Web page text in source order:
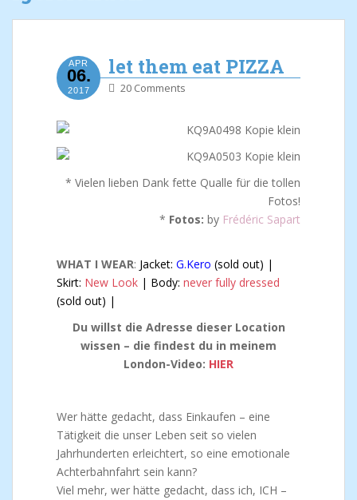
APR
06.
2017
let them eat PIZZA
20 Comments
* Vielen lieben Dank fette Qualle für die tollen
Fotos!
* Fotos: by Frédéric Sapart
WHAT I WEAR: Jacket: G.Kero (sold out) |
Skirt: New Look | Body: never fully dressed
(sold out) |
Du willst die Adresse dieser Location
wissen – die findest du in meinem
London-Video: HIER
Wer hätte gedacht, dass Einkaufen – eine
Tätigkeit die unser Leben seit so vielen
Jahrhunderten erleichtert, so eine emotionale
Achterbahnfahrt sein kann?
Viel mehr, wer hätte gedacht, dass ich, ICH –